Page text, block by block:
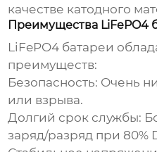
качестве катодного
Преимущества LiFePO4
LiFePO4 батареи
преимуществ:
Безопасность: Очень
или взрыва.
Долгий срок службы:
заряд/разряд при 80%